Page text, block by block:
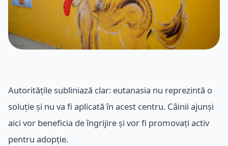
Autoritățile subliniază clar: eutanasia nu reprezintă o
soluție și nu va fi aplicată în acest centru. Câinii ajunși
aici vor beneficia de îngrijire și vor fi promovați activ
pentru adopție.